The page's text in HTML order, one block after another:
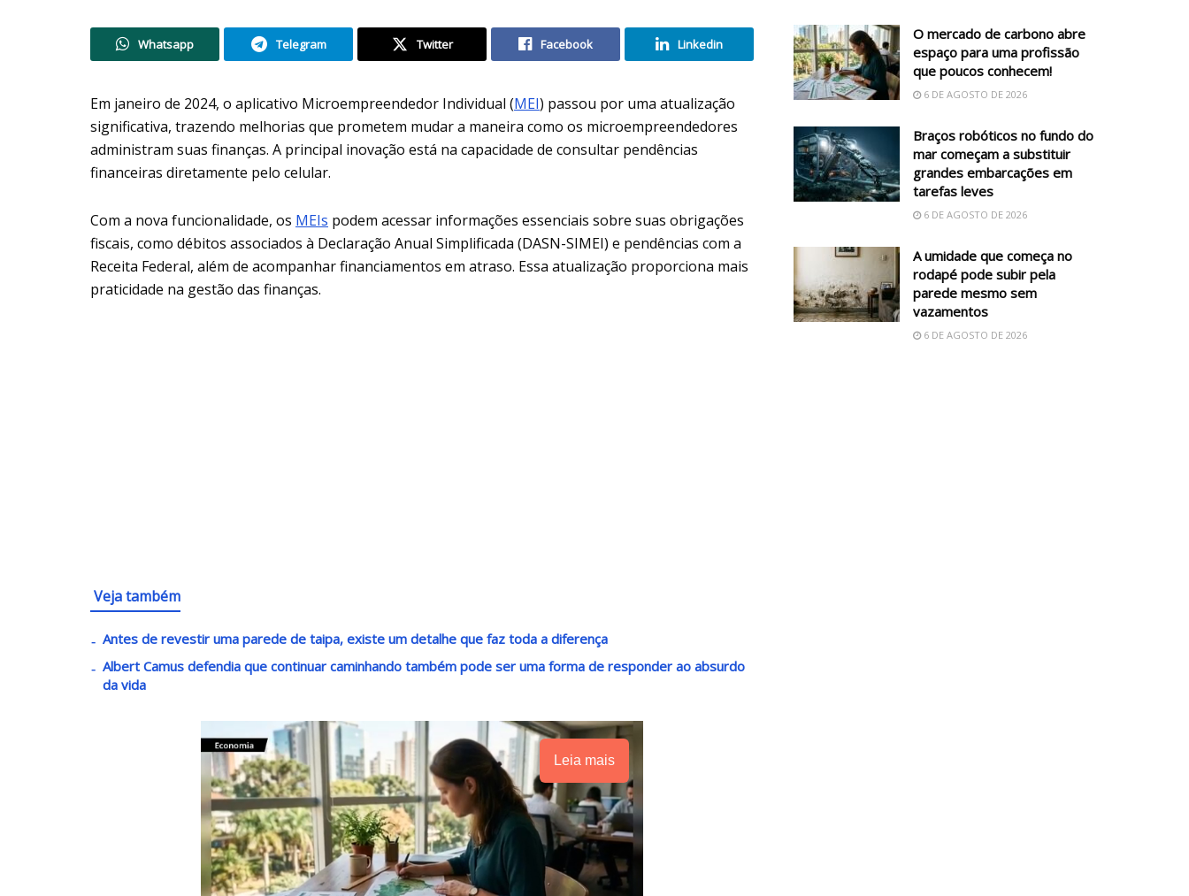
Whatsapp Telegram Twitter Facebook Linkedin
Em janeiro de 2024, o aplicativo Microempreendedor Individual (MEI) passou por uma atualização
significativa, trazendo melhorias que prometem mudar a maneira como os microempreendedores
administram suas finanças. A principal inovação está na capacidade de consultar pendências
financeiras diretamente pelo celular.
Com a nova funcionalidade, os MEIs podem acessar informações essenciais sobre suas obrigações
fiscais, como débitos associados à Declaração Anual Simplificada (DASN-SIMEI) e pendências com a
Receita Federal, além de acompanhar financiamentos em atraso. Essa atualização proporciona mais
praticidade na gestão das finanças.
Veja também
Antes de revestir uma parede de taipa, existe um detalhe que faz toda a diferença
Albert Camus defendia que continuar caminhando também pode ser uma forma de responder ao absurdo
da vida
Leia mais
O mercado de carbono abre
espaço para uma profissão
que poucos conhecem!
6 DE AGOSTO DE 2026
Braços robóticos no fundo do
mar começam a substituir
grandes embarcações em
tarefas leves
6 DE AGOSTO DE 2026
A umidade que começa no
rodapé pode subir pela
parede mesmo sem
vazamentos
6 DE AGOSTO DE 2026